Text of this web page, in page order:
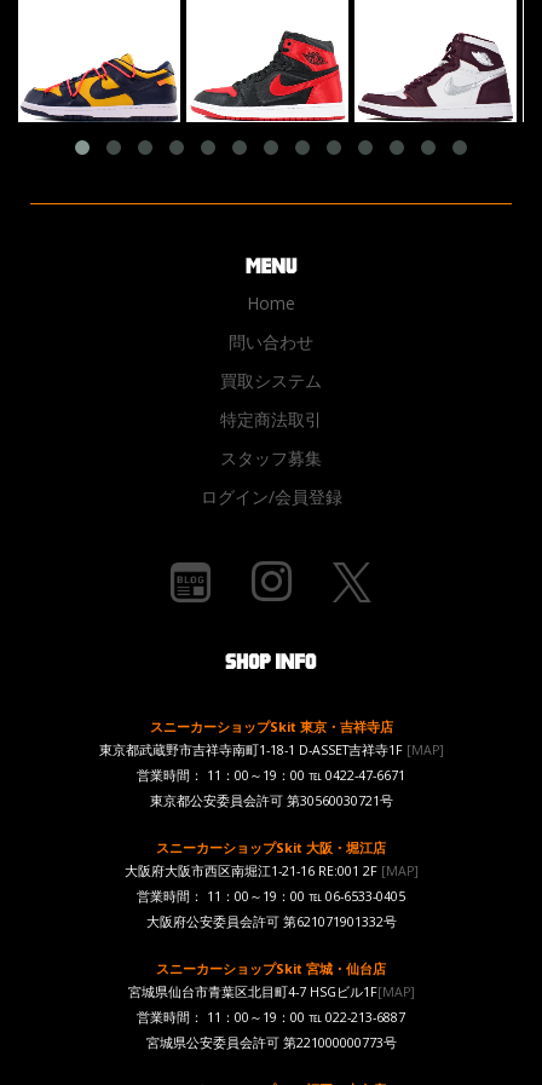
Home
問い合わせ
買取システム
特定商法取引
スタッフ募集
ログイン/会員登録
スニーカーショップSkit 東京・吉祥寺店
東京都武蔵野市吉祥寺南町1-18-1 D-ASSET吉祥寺1F [MAP]
営業時間： 11：00～19：00 ℡ 0422-47-6671
東京都公安委員会許可 第30560030721号
スニーカーショップSkit 大阪・堀江店
大阪府大阪市西区南堀江1-21-16 RE:001 2F[MAP]
営業時間： 11：00～19：00 ℡ 06-6533-0405
大阪府公安委員会許可 第621071901332号
スニーカーショップSkit 宮城・仙台店
宮城県仙台市青葉区北目町4-7 HSGビル1F[MAP]
営業時間： 11：00～19：00 ℡ 022-213-6887
宮城県公安委員会許可 第221000000773号